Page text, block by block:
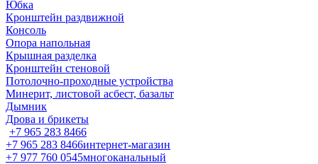
Юбка
Кронштейн раздвижной
Консоль
Опора напольная
Крышная разделка
Кронштейн стеновой
Потолочно-проходные устройства
Минерит, листовой асбест, базальт
Дымник
Дрова и брикеты
+7 965 283 8466
+7 965 283 8466интернет-магазин
+7 977 760 0545многоканальный